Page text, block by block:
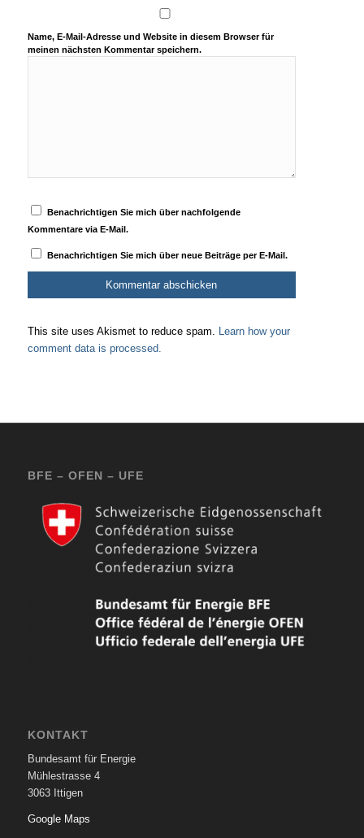
Name, E-Mail-Adresse und Website in diesem Browser für
meinen nächsten Kommentar speichern.
Benachrichtigen Sie mich über nachfolgende
Kommentare via E-Mail.
Benachrichtigen Sie mich über neue Beiträge per E-Mail.
This site uses Akismet to reduce spam. Learn how your
comment data is processed.
BFE – OFEN – UFE
KONTAKT
Bundesamt für Energie
Mühlestrasse 4
3063 Ittigen
Google Maps